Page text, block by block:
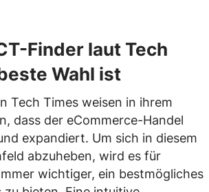
Finder laut Tech
Wahl ist
Tech Times weisen in ihrem
dass der eCommerce-Handel
expandiert. Um sich in diesem
abzuheben, wird es für
wichtiger, ein bestmögliches